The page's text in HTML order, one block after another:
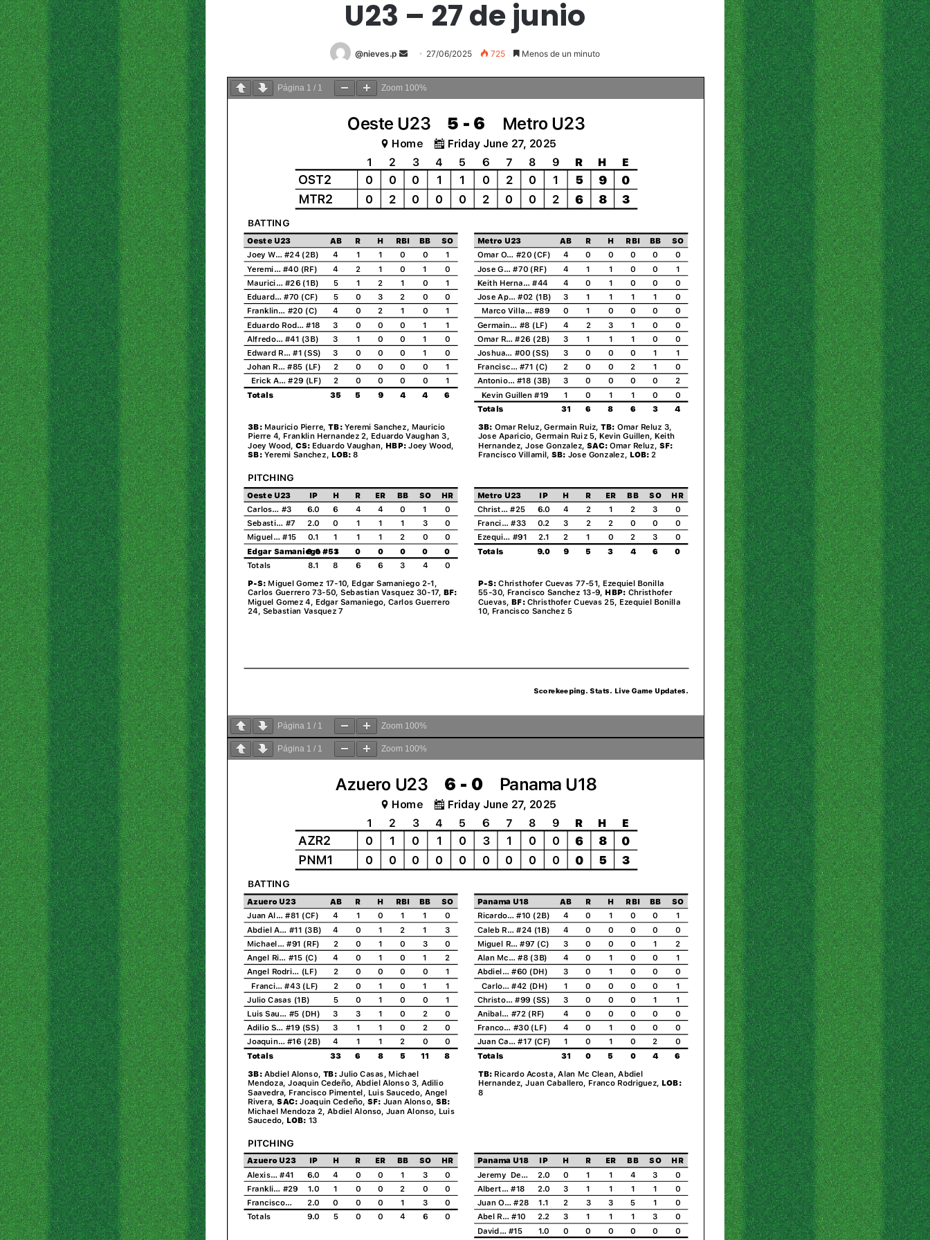
U23 – 27 de junio
@nieves.p
n
a
m
a
27/06/2025 725 Menos de un minuto
Página 1 / 1 Zoom 100%
Página 1 / 1 Zoom 100%
Página 1 / 1 Zoom 100%